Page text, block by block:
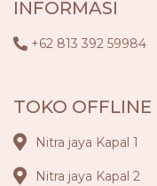
INFORMASI
+62 813 392 59984
TOKO OFFLINE
Nitra jaya Kapal 1
Nitra jaya Kapal 2